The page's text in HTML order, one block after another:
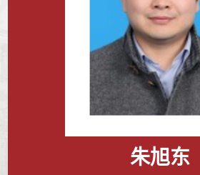
朱旭东